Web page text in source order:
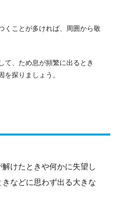
くことが多ければ、周囲から敬
て、ため息が頻繁に出るとき
を探りましょう。
けたときや何かに失望し
などに思わず出る大きな